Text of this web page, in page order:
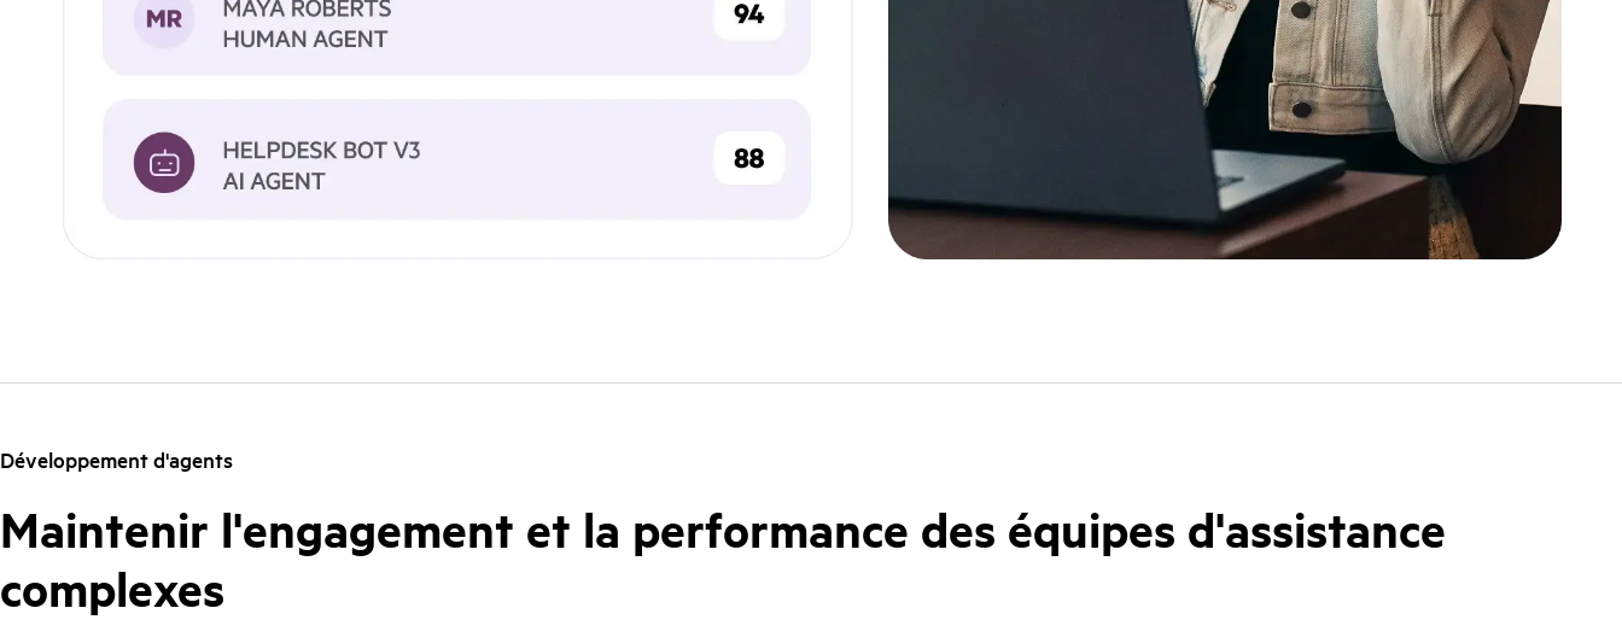
Développement d'agents
Maintenir l'engagement et la performance des équipes d'assistance
complexes